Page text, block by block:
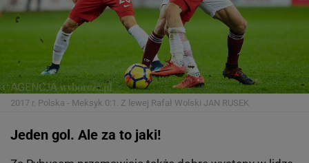
2017 r. Polska - Meksyk 0:1. Z lewej Rafał Wolski JAN RUSEK
Jeden gol. Ale za to jaki!